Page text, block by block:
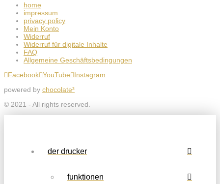
home
impressum
privacy policy
Mein Konto
Widerruf
Widerruf für digitale Inhalte
FAQ
Allgemeine Geschäftsbedingungen
Facebook YouTube
Instagram
powered by chocolate³
© 2021 - All rights reserved.
der drucker
funktionen